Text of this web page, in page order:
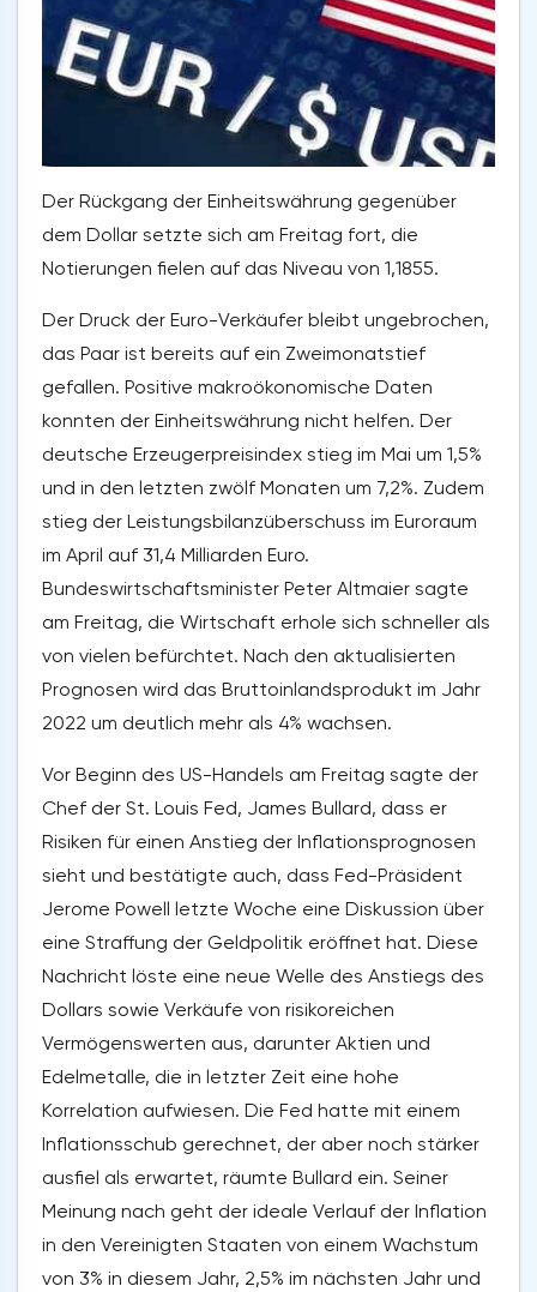
Der Rückgang der Einheitswährung gegenüber
dem Dollar setzte sich am Freitag fort, die
Notierungen fielen auf das Niveau von 1,1855.
Der Druck der Euro-Verkäufer bleibt ungebrochen,
das Paar ist bereits auf ein Zweimonatstief
gefallen. Positive makroökonomische Daten
konnten der Einheitswährung nicht helfen. Der
deutsche Erzeugerpreisindex stieg im Mai um 1,5%
und in den letzten zwölf Monaten um 7,2%. Zudem
stieg der Leistungsbilanzüberschuss im Euroraum
im April auf 31,4 Milliarden Euro.
Bundeswirtschaftsminister Peter Altmaier sagte
am Freitag, die Wirtschaft erhole sich schneller als
von vielen befürchtet. Nach den aktualisierten
Prognosen wird das Bruttoinlandsprodukt im Jahr
2022 um deutlich mehr als 4% wachsen.
Vor Beginn des US-Handels am Freitag sagte der
Chef der St. Louis Fed, James Bullard, dass er
Risiken für einen Anstieg der Inflationsprognosen
sieht und bestätigte auch, dass Fed-Präsident
Jerome Powell letzte Woche eine Diskussion über
eine Straffung der Geldpolitik eröffnet hat. Diese
Nachricht löste eine neue Welle des Anstiegs des
Dollars sowie Verkäufe von risikoreichen
Vermögenswerten aus, darunter Aktien und
Edelmetalle, die in letzter Zeit eine hohe
Korrelation aufwiesen. Die Fed hatte mit einem
Inflationsschub gerechnet, der aber noch stärker
ausfiel als erwartet, räumte Bullard ein. Seiner
Meinung nach geht der ideale Verlauf der Inflation
in den Vereinigten Staaten von einem Wachstum
von 3% in diesem Jahr, 2,5% im nächsten Jahr und